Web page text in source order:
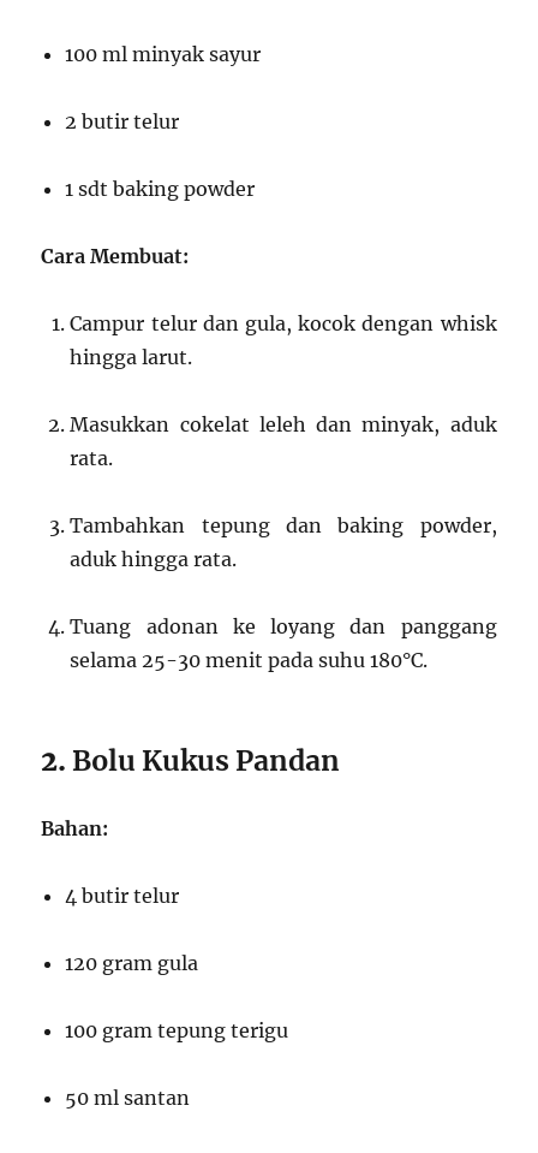
100 ml minyak sayur
2 butir telur
1 sdt baking powder
Cara Membuat:
Campur telur dan gula, kocok dengan whisk
hingga larut.
Masukkan cokelat leleh dan minyak, aduk
rata.
Tambahkan tepung dan baking powder,
aduk hingga rata.
Tuang adonan ke loyang dan panggang
selama 25-30 menit pada suhu 180°C.
2. Bolu Kukus Pandan
Bahan:
4 butir telur
120 gram gula
100 gram tepung terigu
50 ml santan